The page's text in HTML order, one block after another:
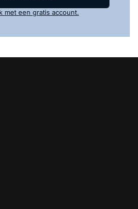
met een gratis account.